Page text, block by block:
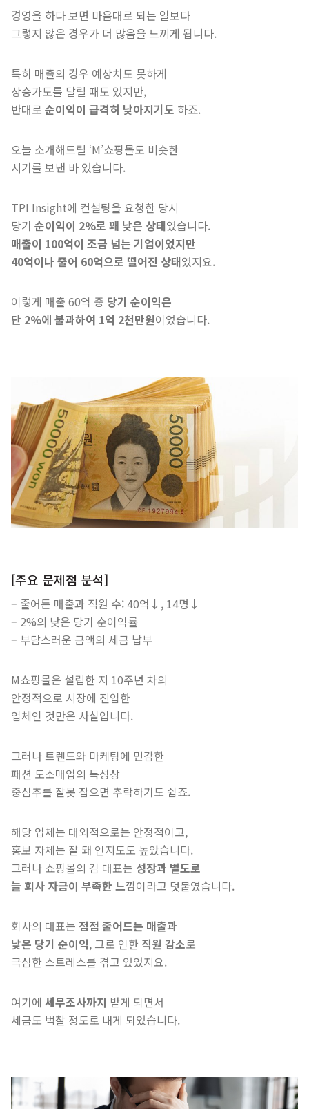
경영을 하다 보면 마음대로 되는 일보다
그렇지 않은 경우가 더 많음을 느끼게 됩니다.
특히 매출의 경우 예상치도 못하게
상승가도를 달릴 때도 있지만,
반대로 순이익이 급격히 낮아지기도 하죠.
오늘 소개해드릴 ‘M’쇼핑몰도 비슷한
시기를 보낸 바 있습니다.
TPI Insight에 컨설팅을 요청한 당시
당기 순이익이 2%로 꽤 낮은 상태였습니다.
매출이 100억이 조금 넘는 기업이었지만
40억이나 줄어 60억으로 떨어진 상태였지요.
이렇게 매출 60억 중 당기 순이익은
단 2%에 불과하여 1억 2천만원이었습니다.
[주요 문제점 분석]
– 줄어든 매출과 직원 수: 40억↓, 14명↓
– 2%의 낮은 당기 순이익률
– 부담스러운 금액의 세금 납부
M쇼핑몰은 설립한 지 10주년 차의
안정적으로 시장에 진입한
업체인 것만은 사실입니다.
그러나 트렌드와 마케팅에 민감한
패션 도소매업의 특성상
중심추를 잘못 잡으면 추락하기도 쉽죠.
해당 업체는 대외적으로는 안정적이고,
홍보 자체는 잘 돼 인지도도 높았습니다.
그러나 쇼핑몰의 김 대표는 성장과 별도로
늘 회사 자금이 부족한 느낌이라고 덧붙였습니다.
회사의 대표는 점점 줄어드는 매출과
낮은 당기 순이익, 그로 인한 직원 감소로
극심한 스트레스를 겪고 있었지요.
여기에 세무조사까지 받게 되면서
세금도 벅찰 정도로 내게 되었습니다.